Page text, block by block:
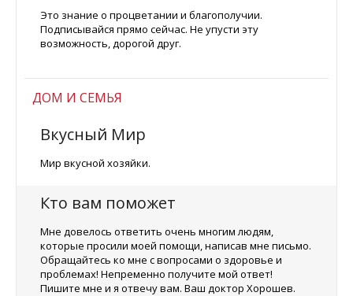
Это знание о процветании и благополучии.
Подписывайся прямо сейчас. Не упусти эту
возможность, дорогой друг.
ДОМ И СЕМЬЯ
Вкусный Мир
Мир вкусной хозяйки.
Кто вам поможет
Мне довелось ответить очень многим людям,
которые просили моей помощи, написав мне письмо.
Обращайтесь ко мне с вопросами о здоровье и
проблемах! Непременно получите мой ответ!
Пишите мне и я отвечу вам. Ваш доктор Хорошев.